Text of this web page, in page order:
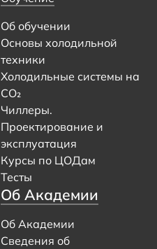
Об обучении
Основы холодильной
техники
Холодильные системы на
CO₂
Чиллеры.
Проектирование и
эксплуатация
Курсы по ЦОДам
Тесты
Об Академии
Об Академии
Сведения об